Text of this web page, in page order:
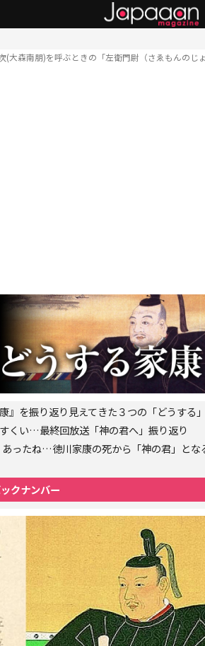
(大森南朋)を呼ぶときの「左衛門尉（さゑもんのじ
』を振り返り見えてきた３つの「どうする
くい…最終回放送「神の君へ」振り返り
あったね…徳川家康の死から「神の君」とな
クナンバー